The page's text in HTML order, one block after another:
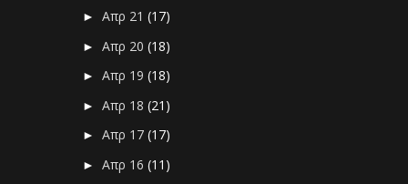
►Απρ 21(17)
►Απρ 20(18)
►Απρ 19(18)
►Απρ 18(21)
►Απρ 17(17)
►Απρ 16(11)